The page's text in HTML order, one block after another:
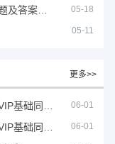
05-18
05-11
更多>>
06-01
06-01